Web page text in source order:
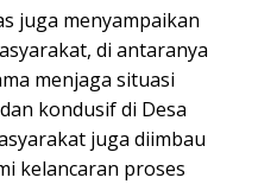
juga menyampaikan
di antaranya
menjaga situasi
kondusif di Desa
juga diimbau
kelancaran proses